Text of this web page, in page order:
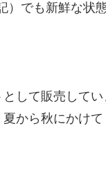
でも新鮮な状
して販売して
から秋にかけ